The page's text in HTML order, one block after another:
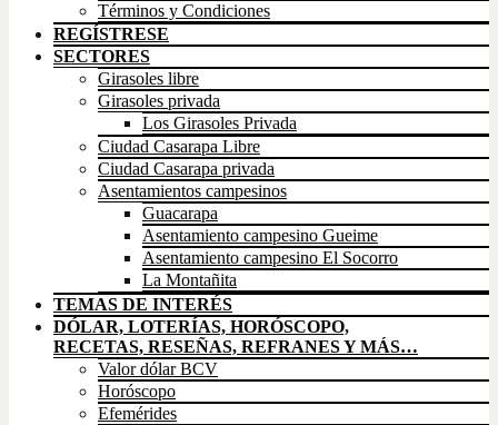
Términos y Condiciones
REGÍSTRESE
SECTORES
Girasoles libre
Girasoles privada
Los Girasoles Privada
Ciudad Casarapa Libre
Ciudad Casarapa privada
Asentamientos campesinos
Guacarapa
Asentamiento campesino Gueime
Asentamiento campesino El Socorro
La Montañita
TEMAS DE INTERÉS
DÓLAR, LOTERÍAS, HORÓSCOPO,
RECETAS, RESEÑAS, REFRANES Y MÁS…
Valor dólar BCV
Horóscopo
Efemérides